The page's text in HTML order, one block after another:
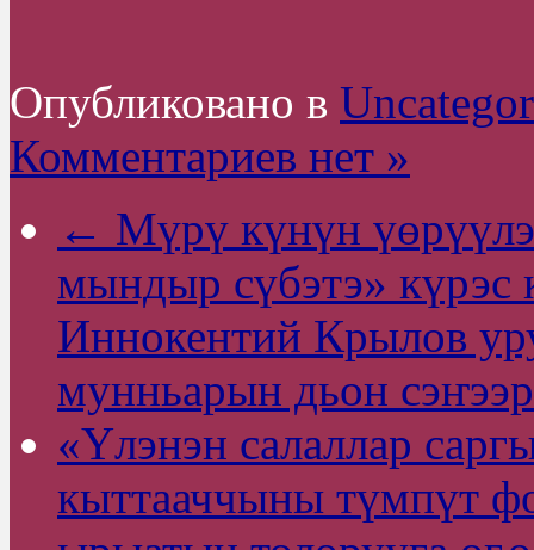
Опубликовано в
Комментариев нет »
← Мүрү күнүн
мындыр сүбэтэ» күрэс
Иннокентий Крылов
мунньарын дьон
«Үлэнэн салаллар
кыттааччыны түмпүт